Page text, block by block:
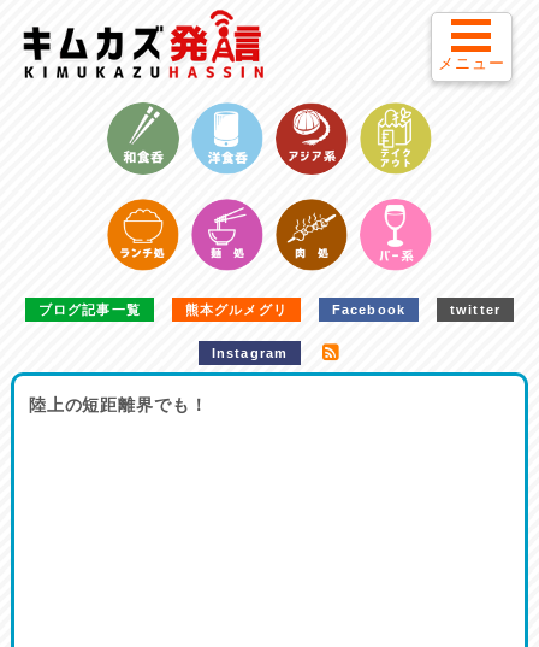
ブログ記事一覧 熊本グルメグリ Facebook twitter
Instagram
陸上の短距離界でも！
メニュー